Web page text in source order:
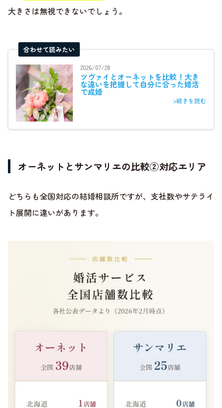
大きさは無視できないでしょう。
合わせて読みたい
2026/07/28
ツヴァイとオーネットを比較！大き
な違いを把握して自分に合った婚活
で成婚
>続きを読む
オーネットとサンマリエの比較②対応エリア
どちらも全国対応の結婚相談所ですが、支社数やサテライ
ト展開に違いがあります。